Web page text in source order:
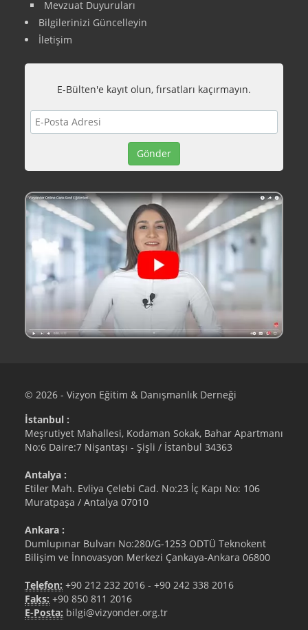
Mevzuat Duyuruları
Bilgilerinizi Güncelleyin
İletişim
E-Bülten'e kayıt olun, fırsatları kaçırmayın.
© 2026 - Vizyon Eğitim & Danışmanlık Derneği
İstanbul :
Meşrutiyet Mahallesi, Kodaman Sokak, Bahar Apartmanı
No:6 Daire:7 Nişantaşı - Şişli / İstanbul 34363
Antalya :
Etiler Mah. Evliya Çelebi Cad. No:23 İç Kapı No: 106
Muratpaşa / Antalya 07010
Ankara :
Dumlupınar Bulvarı No:280/G-1253 ODTÜ Teknokent
Bilişim ve İnnovasyon Merkezi Çankaya-Ankara 06800
Telefon: +90 212 232 2016 - +90 242 338 2016
Faks: +90 850 811 2016
E-Posta: bilgi@vizyonder.org.tr